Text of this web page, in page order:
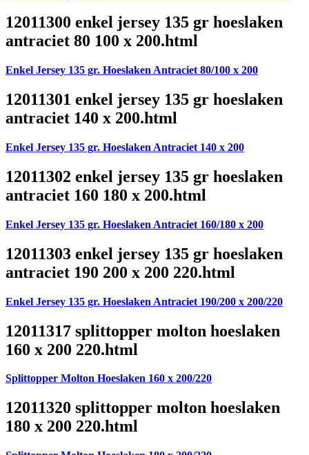
12011300 enkel jersey 135 gr hoeslaken
antraciet 80 100 x 200.html
Enkel Jersey 135 gr. Hoeslaken Antraciet 80/100 x 200
12011301 enkel jersey 135 gr hoeslaken
antraciet 140 x 200.html
Enkel Jersey 135 gr. Hoeslaken Antraciet 140 x 200
12011302 enkel jersey 135 gr hoeslaken
antraciet 160 180 x 200.html
Enkel Jersey 135 gr. Hoeslaken Antraciet 160/180 x 200
12011303 enkel jersey 135 gr hoeslaken
antraciet 190 200 x 200 220.html
Enkel Jersey 135 gr. Hoeslaken Antraciet 190/200 x 200/220
12011317 splittopper molton hoeslaken
160 x 200 220.html
Splittopper Molton Hoeslaken 160 x 200/220
12011320 splittopper molton hoeslaken
180 x 200 220.html